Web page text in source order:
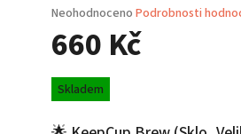
Průměrné
produktu
0,0
z
Neohodnoceno Podrobnosti
660 Kč
Měrná
cena:
Skladem